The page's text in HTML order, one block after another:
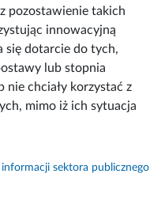
pozostawienie takich
innowacyjną
się dotarcie do tych,
lub stopnia
nie chciały korzystać z
mimo iż ich sytuacja
sektora publicznego